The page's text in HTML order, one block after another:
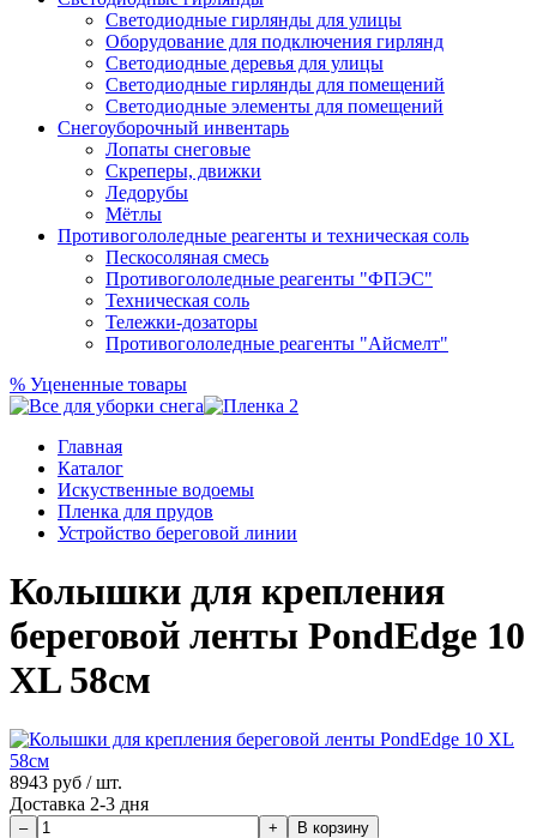
Светодиодные гирлянды для улицы
Оборудование для подключения гирлянд
Светодиодные деревья для улицы
Светодиодные гирлянды для помещений
Светодиодные элементы для помещений
Снегоуборочный инвентарь
Лопаты снеговые
Скреперы, движки
Ледорубы
Мётлы
Противогололедные реагенты и техническая соль
Пескосоляная смесь
Противогололедные реагенты "ФПЭС"
Техническая соль
Тележки-дозаторы
Противогололедные реагенты "Айсмелт"
% Уцененные товары
Главная
Каталог
Искуственные водоемы
Пленка для прудов
Устройство береговой линии
Колышки для крепления
береговой ленты PondEdge 10
XL 58см
8943 руб / шт.
Доставка 2-3 дня